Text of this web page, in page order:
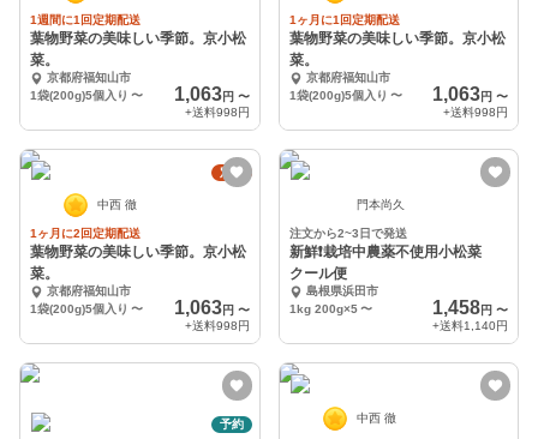
1週間に1回定期配送
葉物野菜の美味しい季節。京小松
菜。
京都府福知山市
1袋(200g)5個入り 〜 1,063円 〜
+送料998円
1ヶ月に1回定期配送
葉物野菜の美味しい季節。京小松
菜。
京都府福知山市
1袋(200g)5個入り 〜 1,063円 〜
+送料998円
定期
中西 徹
1ヶ月に2回定期配送
葉物野菜の美味しい季節。京小松
菜。
京都府福知山市
1袋(200g)5個入り 〜 1,063円 〜
+送料998円
門本尚久
注文から2~3日で発送
新鮮❗️栽培中農薬不使用小松菜
クール便
島根県浜田市
1kg 200g×5 〜 1,458円 〜
+送料1,140円
予約 中西 徹